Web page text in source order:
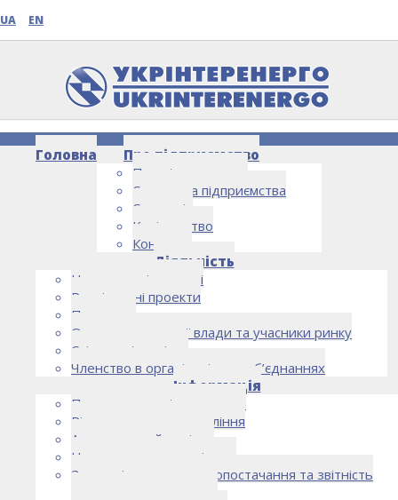
UA EN
Головна
Про підприємство
Про підприємство
Структура підприємства
Стратегія
Керівництво
Контакти
Діяльність
Напрямки діяльності
Реалізовані проекти
Партнери
Органи державної влади та учасники ринку
Спільна діяльність
Членство в організаціях та об’єднаннях
Інформація
Правоустановчі документи
Рішення органу управління
Аудиторський комітет
Нормативно-правові акти
Загальні умови електропостачання та звітність
НОВИНИ